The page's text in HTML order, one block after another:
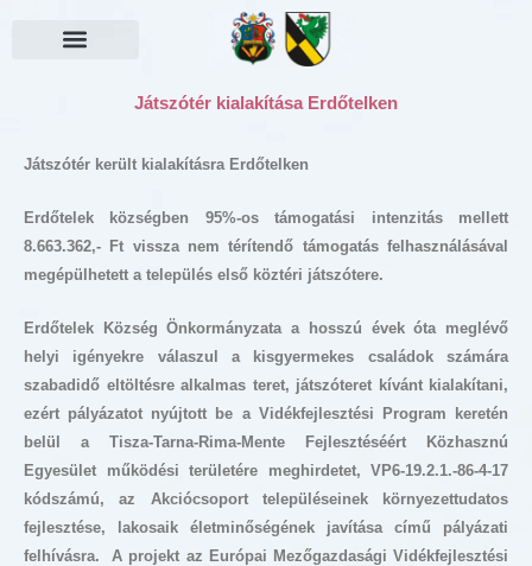
Játszótér kialakítása Erdőtelken
Játszótér került kialakításra Erdőtelken
Erdőtelek községben 95%-os támogatási intenzitás mellett
8.663.362,- Ft vissza nem térítendő támogatás felhasználásával
megépülhetett a település első köztéri játszótere.
Erdőtelek Község Önkormányzata a hosszú évek óta meglévő
helyi igényekre válaszul a kisgyermekes családok számára
szabadidő eltöltésre alkalmas teret, játszóteret kívánt kialakítani,
ezért pályázatot nyújtott be a Vidékfejlesztési Program keretén
belül a Tisza-Tarna-Rima-Mente Fejlesztéséért Közhasznú
Egyesület működési területére meghirdetet, VP6-19.2.1.-86-4-17
kódszámú, az Akciócsoport településeinek környezettudatos
fejlesztése, lakosaik életminőségének javítása című pályázati
felhívásra. A projekt az Európai Mezőgazdasági Vidékfejlesztési